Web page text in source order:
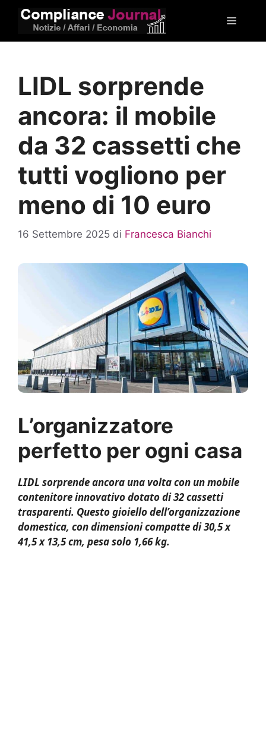
Menu
LIDL sorprende
ancora: il mobile
da 32 cassetti che
tutti vogliono per
meno di 10 euro
16 Settembre 2025 di Francesca Bianchi
L’organizzatore
perfetto per ogni casa
LIDL sorprende ancora una volta con un mobile
contenitore innovativo dotato di 32 cassetti
trasparenti. Questo gioiello dell’organizzazione
domestica, con dimensioni compatte di 30,5 x
41,5 x 13,5 cm, pesa solo 1,66 kg.